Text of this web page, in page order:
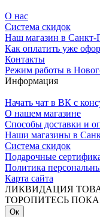
О нас
Система скидок
Наш магазин в Санкт-
Как оплатить уже
Контакты
Режим работы в
Информация
Начать чат в ВК с
О нашем магазине
Способы доставки и
Наши магазины в
Система скидок
Подарочные
Политика
Карта сайта
ЛИКВИДАЦИЯ
ТОРОПИТЕСЬ
Ок